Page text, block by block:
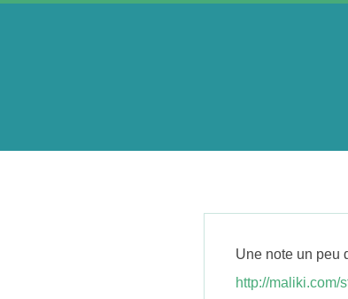
A
Une note un peu
http://maliki.com/